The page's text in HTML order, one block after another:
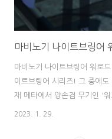
마비노기 나이트브링어
마비노기 나이트브링어 워로
이트브링어 시리즈! 그 중에
재 메타에서 양손검 무기인 '
장 제작도 많이 되고 인기도
2023. 1. 29.